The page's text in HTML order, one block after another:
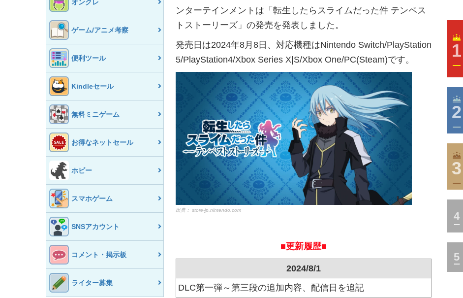
オンクレ
ゲーム/アニメ考察
便利ツール
Kindleセール
無料ミニゲーム
お得なネットセール
ホビー
スマホゲーム
SNSアカウント
コメント・掲示板
ライター募集
ンターテインメントは「転生したらスライムだった件 テンペス
トストーリーズ」の発売を発表しました。
発売日は2024年8月8日、 対応機種はNintendo Switch/PlayStation
5/PlayStation4/Xbox Series X|S/Xbox One/PC(Steam)です。
出典： store-jp.nintendo.com
■更新履歴■
2024/8/1
DLC第一弾～第三段の追加内容、配信日を追記